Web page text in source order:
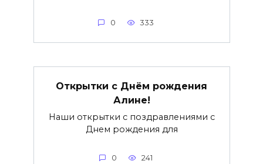
0 333
Открытки с Днём рождения
Алине!
Наши открытки с поздравлениями с
Днем рождения для
0 241